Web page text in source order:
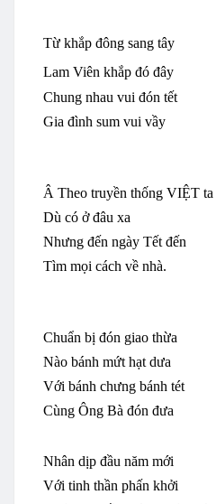
Từ khắp đông sang tây
Lam Viên khắp đó đây
Chung nhau vui đón tết
Gia đình sum vui vầy
Â Theo truyền thống VIỆT ta
Dù có ở đâu xa
Nhưng đến ngày Tết đến
Tìm mọi cách về nhà.
Chuẩn bị đón giao thừa
Nào bánh mứt hạt dưa
Với bánh chưng bánh tét
Cùng Ông Bà đón đưa
Nhân dịp đầu năm mới
Với tinh thần phấn khởi